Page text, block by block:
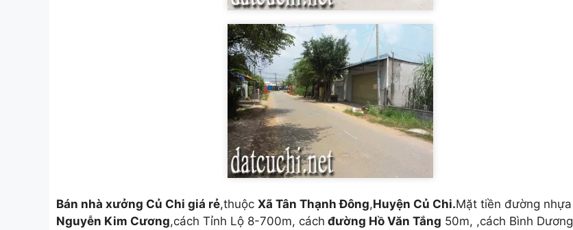
Bán nhà xưởng Củ Chi giá rẻ,thuộc Xã Tân Thạnh Đông,Huyện Củ Chi.Mặt tiền đường nhựa
Nguyễn Kim Cương,cách Tỉnh Lộ 8-700m, cách đường Hồ Văn Tắng 50m, ,cách Bình Dương